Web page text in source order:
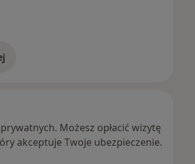
Możesz opłacić wizytę
akceptuje Twoje ubezpieczenie.